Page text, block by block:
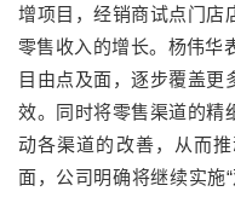
增项目，经销商试点门店
零售收入的增长。杨伟华
目由点及面，逐步覆盖更
效。同时将零售渠道的精
动各渠道的改善，从而
面，公司明确将继续实施